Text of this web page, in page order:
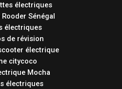
électriques
Sénégal
électriques
de révision
électrique
citycoco
Mocha
électriques